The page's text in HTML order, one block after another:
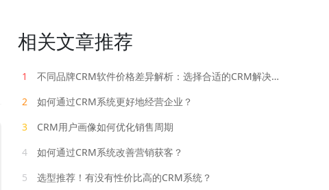
相关文章推荐
1
不同品牌CRM软件价格差异解析：选择合适的CRM解决方案
2
如何通过CRM系统更好地经营企业？
3
CRM用户画像如何优化销售周期
4
如何通过CRM系统改善营销获客？
5
选型推荐！有没有性价比高的CRM系统？